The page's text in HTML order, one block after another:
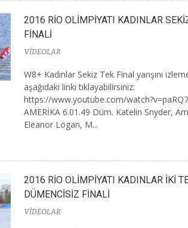
2016 RİO OLİMPİYATI KADINLAR
FİNALİ
VİDEOLAR
W8+ Kadınlar Sekiz Tek Final yarışını
aşağıdaki linki tıklayabilirsiniz:
https://www.youtube.com/
AMERİKA 6.01.49 Düm. Katelin Snyder,
Eleanor Logan, M...
2016 RİO OLİMPİYATI KADINLAR İKİ
DÜMENCİSİZ FİNALİ
VİDEOLAR